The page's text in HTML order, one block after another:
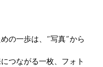
の一歩は、“写真”から
つながる一枚、フォト